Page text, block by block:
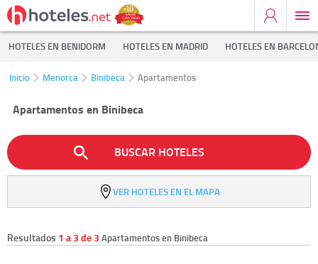
HOTELES EN BENIDORM HOTELES EN MADRID HOTELES EN
Inicio Menorca Binibeca Apartamentos
Apartamentos en Binibeca
BUSCAR HOTELES
VER HOTELES EN EL MAPA
Resultados 1 a 3 de 3 Apartamentos en Binibeca